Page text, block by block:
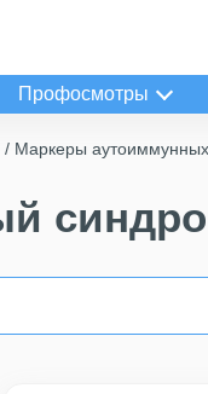
Профосмотры
Маркеры